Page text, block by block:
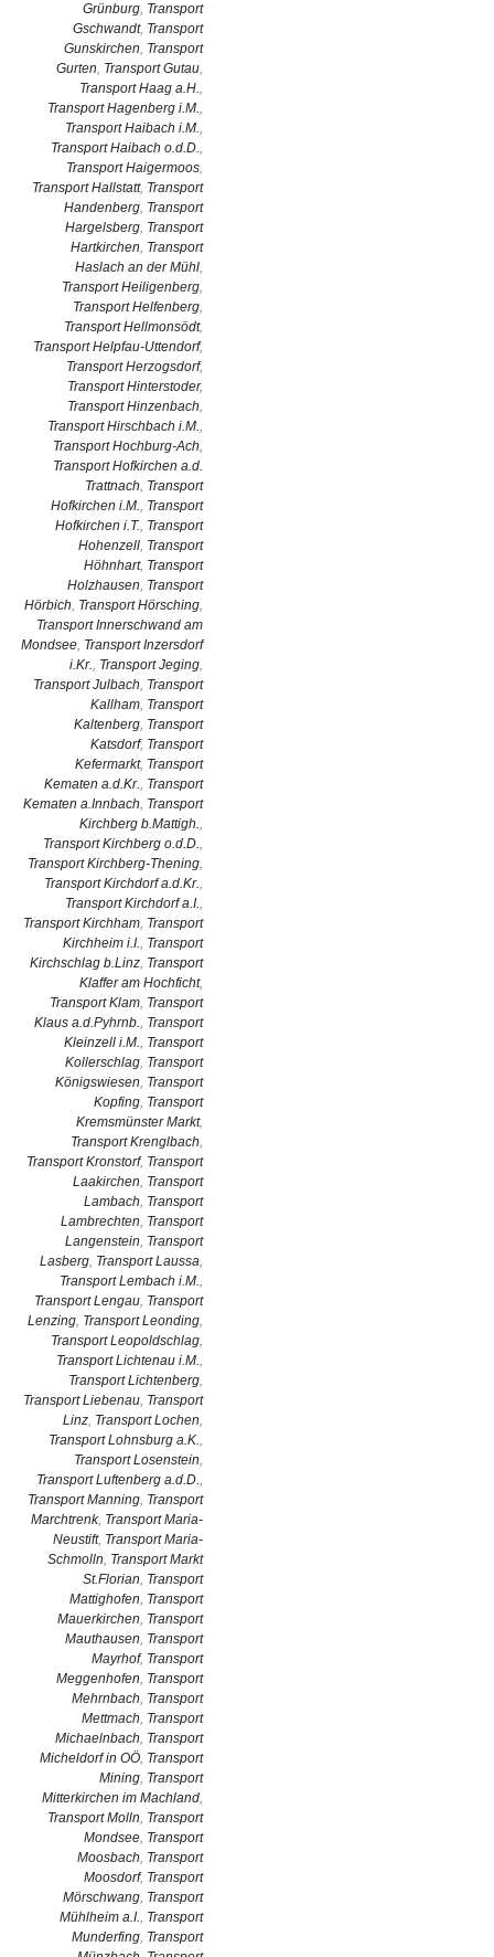
Grünburg, Transport
Gschwandt, Transport
Gunskirchen, Transport
Gurten, Transport Gutau,
Transport Haag a.H.,
Transport Hagenberg i.M.,
Transport Haibach i.M.,
Transport Haibach o.d.D.,
Transport Haigermoos,
Transport Hallstatt, Transport
Handenberg, Transport
Hargelsberg, Transport
Hartkirchen, Transport
Haslach an der Mühl,
Transport Heiligenberg,
Transport Helfenberg,
Transport Hellmonsödt,
Transport Helpfau-Uttendorf,
Transport Herzogsdorf,
Transport Hinterstoder,
Transport Hinzenbach,
Transport Hirschbach i.M.,
Transport Hochburg-Ach,
Transport Hofkirchen a.d.
Trattnach, Transport
Hofkirchen i.M., Transport
Hofkirchen i.T., Transport
Hohenzell, Transport
Höhnhart, Transport
Holzhausen, Transport
Hörbich, Transport Hörsching,
Transport Innerschwand am
Mondsee, Transport Inzersdorf
i.Kr., Transport Jeging,
Transport Julbach, Transport
Kallham, Transport
Kaltenberg, Transport
Katsdorf, Transport
Kefermarkt, Transport
Kematen a.d.Kr., Transport
Kematen a.Innbach, Transport
Kirchberg b.Mattigh.,
Transport Kirchberg o.d.D.,
Transport Kirchberg-Thening,
Transport Kirchdorf a.d.Kr.,
Transport Kirchdorf a.I.,
Transport Kirchham, Transport
Kirchheim i.I., Transport
Kirchschlag b.Linz, Transport
Klaffer am Hochficht,
Transport Klam, Transport
Klaus a.d.Pyhrnb., Transport
Kleinzell i.M., Transport
Kollerschlag, Transport
Königswiesen, Transport
Kopfing, Transport
Kremsmünster Markt,
Transport Krenglbach,
Transport Kronstorf, Transport
Laakirchen, Transport
Lambach, Transport
Lambrechten, Transport
Langenstein, Transport
Lasberg, Transport Laussa,
Transport Lembach i.M.,
Transport Lengau, Transport
Lenzing, Transport Leonding,
Transport Leopoldschlag,
Transport Lichtenau i.M.,
Transport Lichtenberg,
Transport Liebenau, Transport
Linz, Transport Lochen,
Transport Lohnsburg a.K.,
Transport Losenstein,
Transport Luftenberg a.d.D.,
Transport Manning, Transport
Marchtrenk, Transport Maria-
Neustift, Transport Maria-
Schmolln, Transport Markt
St.Florian, Transport
Mattighofen, Transport
Mauerkirchen, Transport
Mauthausen, Transport
Mayrhof, Transport
Meggenhofen, Transport
Mehrnbach, Transport
Mettmach, Transport
Michaelnbach, Transport
Micheldorf in OÖ, Transport
Mining, Transport
Mitterkirchen im Machland,
Transport Molln, Transport
Mondsee, Transport
Moosbach, Transport
Moosdorf, Transport
Mörschwang, Transport
Mühlheim a.I., Transport
Munderfing, Transport